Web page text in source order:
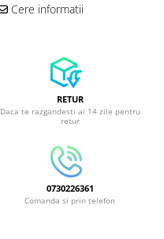
Cere informatii
RETUR
Daca te razgandesti ai 14 zile pentru
retur
0730226361
Comanda si prin telefon